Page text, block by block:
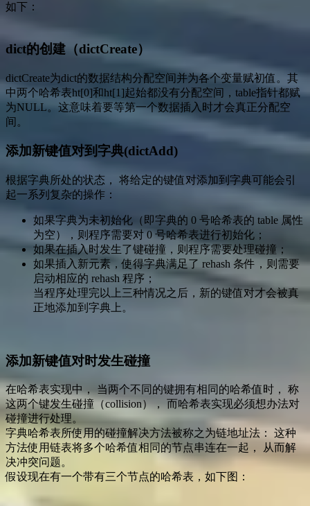
如下：
dict的创建（dictCreate）
dictCreate为dict的数据结构分配空间并为各个变量赋初值。其
中两个哈希表ht[0]和ht[1]起始都没有分配空间，table指针都赋
为NULL。这意味着要等第一个数据插入时才会真正分配空
间。
添加新键值对到字典(dictAdd)
根据字典所处的状态， 将给定的键值对添加到字典可能会引
起一系列复杂的操作：
如果字典为未初始化（即字典的 0 号哈希表的 table 属性
为空），则程序需要对 0 号哈希表进行初始化；
如果在插入时发生了键碰撞，则程序需要处理碰撞；
如果插入新元素，使得字典满足了 rehash 条件，则需要
启动相应的 rehash 程序；
当程序处理完以上三种情况之后，新的键值对才会被真
正地添加到字典上。
添加新键值对时发生碰撞
在哈希表实现中， 当两个不同的键拥有相同的哈希值时， 称
这两个键发生碰撞（collision）， 而哈希表实现必须想办法对
碰撞进行处理。
字典哈希表所使用的碰撞解决方法被称之为链地址法： 这种
方法使用链表将多个哈希值相同的节点串连在一起， 从而解
决冲突问题。
假设现在有一个带有三个节点的哈希表，如下图：